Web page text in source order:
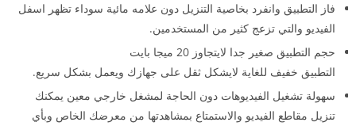
فاز التطبيق وانفرد بخاصية التنزيل دون علامه مائية سوداء تظهر اسفل
الفيديو والتي تزعج كثير من المستخدمين.
حجم التطبيق صغير جدا لايتجاوز 20 ميجا بايت
التطبيق خفيف للغاية لايشكل ثقل على جهازك ويعمل بشكل سريع.
سهولة تشغيل الفيديوهات دون الحاجة لمشغل خارجي معين يمكنك
تنزيل مقاطع الفيديو والاستمتاع بمشاهدتها من معرضك الخاص وبأي